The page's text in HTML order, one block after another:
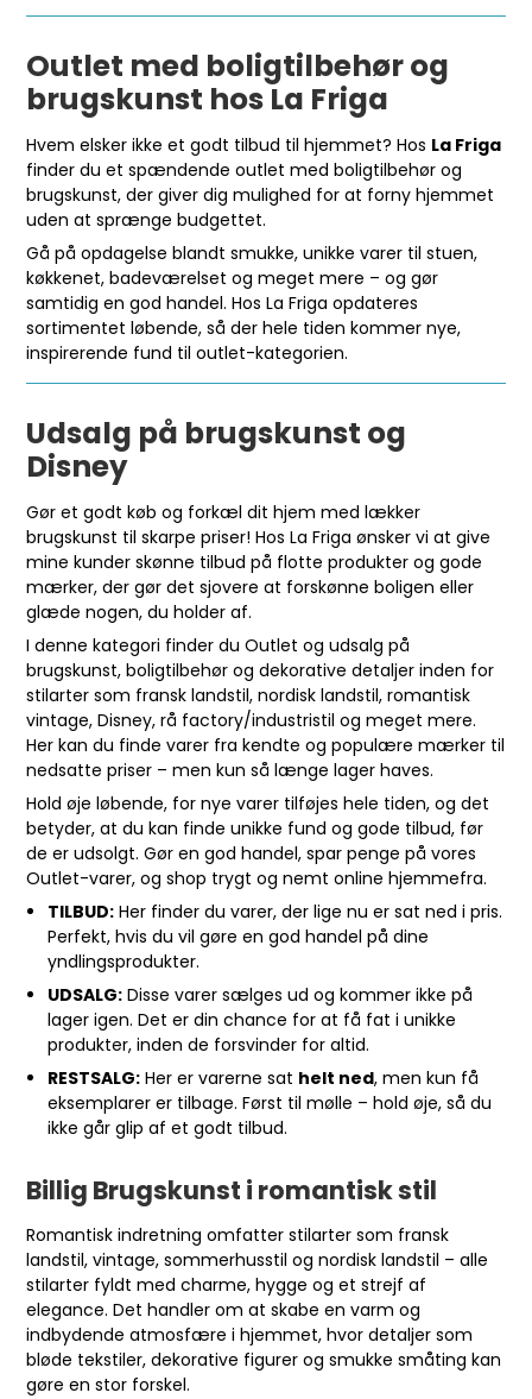
Outlet med boligtilbehør og
brugskunst hos La Friga
Hvem elsker ikke et godt tilbud til hjemmet? Hos La Friga
finder du et spændende outlet med boligtilbehør og
brugskunst, der giver dig mulighed for at forny hjemmet
uden at sprænge budgettet.
Gå på opdagelse blandt smukke, unikke varer til stuen,
køkkenet, badeværelset og meget mere – og gør
samtidig en god handel. Hos La Friga opdateres
sortimentet løbende, så der hele tiden kommer nye,
inspirerende fund til outlet-kategorien.
Udsalg på brugskunst og
Disney
Gør et godt køb og forkæl dit hjem med lækker
brugskunst til skarpe priser! Hos La Friga ønsker vi at give
mine kunder skønne tilbud på flotte produkter og gode
mærker, der gør det sjovere at forskønne boligen eller
glæde nogen, du holder af.
I denne kategori finder du Outlet og udsalg på
brugskunst, boligtilbehør og dekorative detaljer inden for
stilarter som fransk landstil, nordisk landstil, romantisk
vintage, Disney, rå factory/industristil og meget mere.
Her kan du finde varer fra kendte og populære mærker til
nedsatte priser – men kun så længe lager haves.
Hold øje løbende, for nye varer tilføjes hele tiden, og det
betyder, at du kan finde unikke fund og gode tilbud, før
de er udsolgt. Gør en god handel, spar penge på vores
Outlet-varer, og shop trygt og nemt online hjemmefra.
TILBUD:Her finder du varer, der lige nu er sat ned i pris.
Perfekt, hvis du vil gøre en god handel på dine
yndlingsprodukter.
UDSALG:Disse varer sælges ud og kommer ikke på
lager igen. Det er din chance for at få fat i unikke
produkter, inden de forsvinder for altid.
RESTSALG:Her er varerne sat helt ned, men kun få
eksemplarer er tilbage. Først til mølle – hold øje, så du
ikke går glip af et godt tilbud.
Billig Brugskunst i romantisk stil
Romantisk indretning omfatter stilarter som fransk
landstil, vintage, sommerhusstil og nordisk landstil – alle
stilarter fyldt med charme, hygge og et strejf af
elegance. Det handler om at skabe en varm og
indbydende atmosfære i hjemmet, hvor detaljer som
bløde tekstiler, dekorative figurer og smukke småting kan
gøre en stor forskel.